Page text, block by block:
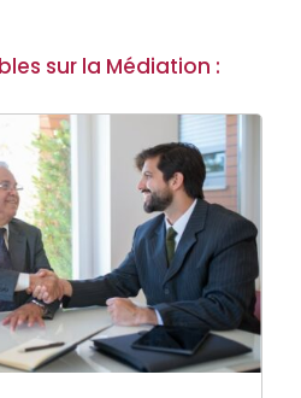
sur la Médiation :